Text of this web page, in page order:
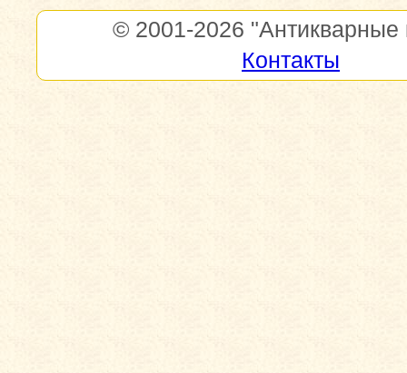
© 2001-2026 "Антикварные
Контакты